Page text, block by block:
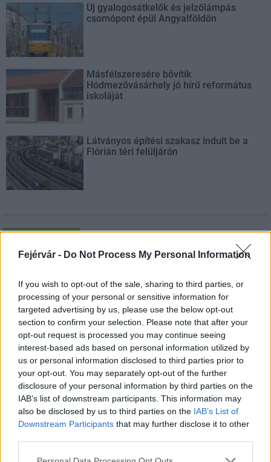
Fejérvár - Do Not Process My Personal Information
If you wish to opt-out of the sale, sharing to third parties, or
processing of your personal or sensitive information for
targeted advertising by us, please use the below opt-out
section to confirm your selection. Please note that after your
opt-out request is processed you may continue seeing
interest-based ads based on personal information utilized by
us or personal information disclosed to third parties prior to
your opt-out. You may separately opt-out of the further
disclosure of your personal information by third parties on the
IAB’s list of downstream participants. This information may
also be disclosed by us to third parties on the IAB’s List of
Downstream Participants that may further disclose it to other
Please note that this website/app uses one or more Google
Új gyalogosátkelők és jelzőlámpás
csomópont épül Angyalföldön
Másfélszeresére bővítik
Hódmezővásárhely jó hírű református
iskoláját
Látványos építési szakasz indult be a
Flórián téri felüljárón
Paks II.: Mit jelent az 5. blokk új mérföldköve a
felülvizsgálat árnyékában?